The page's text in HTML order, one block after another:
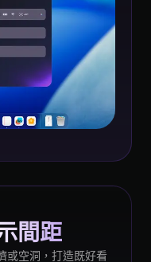
間距
或空洞，打造既好看